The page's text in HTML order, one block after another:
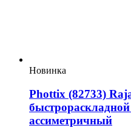
Новинка
Phottix (82733)
ассиметричный